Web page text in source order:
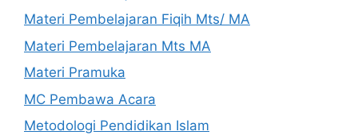
Materi Pembelajaran Fiqih Mts/ MA
Materi Pembelajaran Mts MA
Materi Pramuka
MC Pembawa Acara
Metodologi Pendidikan Islam